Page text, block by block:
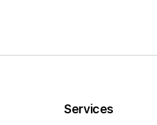
Services